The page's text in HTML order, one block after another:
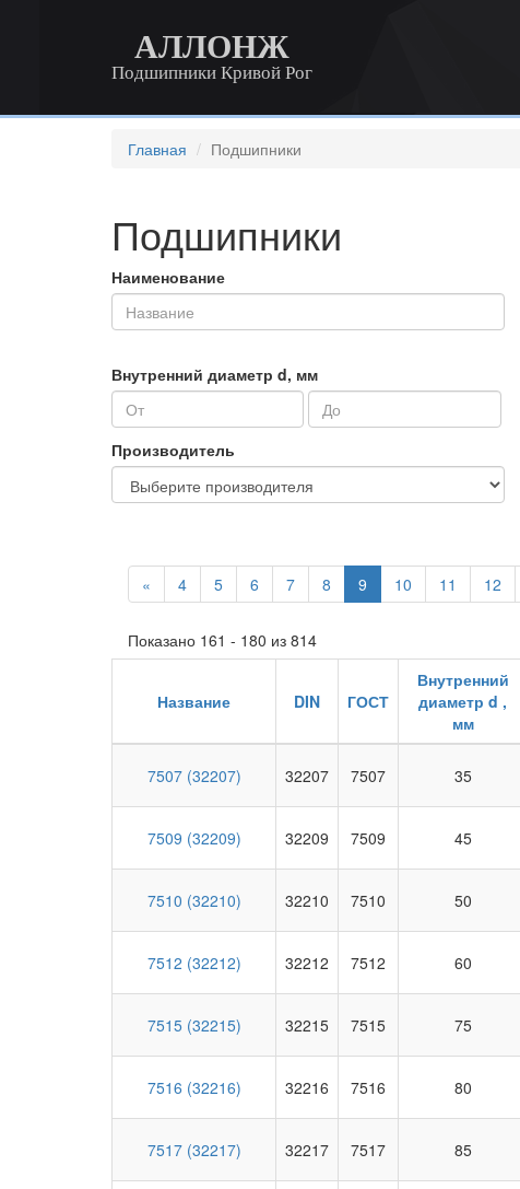
АЛЛОНЖ
Подшипники Кривой Рог
Главная Подшипники
Подшипники
Наименование
Внутренний диаметр d, мм
Производитель
« 4 5 6 7 8 9 10 11 12
Показано 161 - 180 из 814
Название DIN ГОСТ
Внутренний
диаметр d ,
мм
7507 (32207) 32207 7507 35
7509 (32209) 32209 7509 45
7510 (32210) 32210 7510 50
7512 (32212) 32212 7512 60
7515 (32215) 32215 7515 75
7516 (32216) 32216 7516 80
7517 (32217) 32217 7517 85